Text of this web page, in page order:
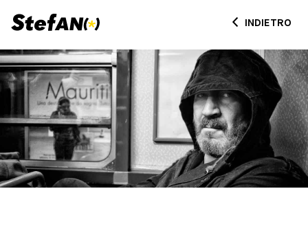
INDIETRO